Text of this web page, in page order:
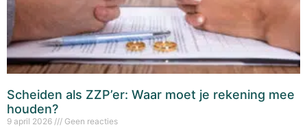
Scheiden als ZZP’er: Waar moet je rekening mee
houden?
9 april 2026 Geen reacties